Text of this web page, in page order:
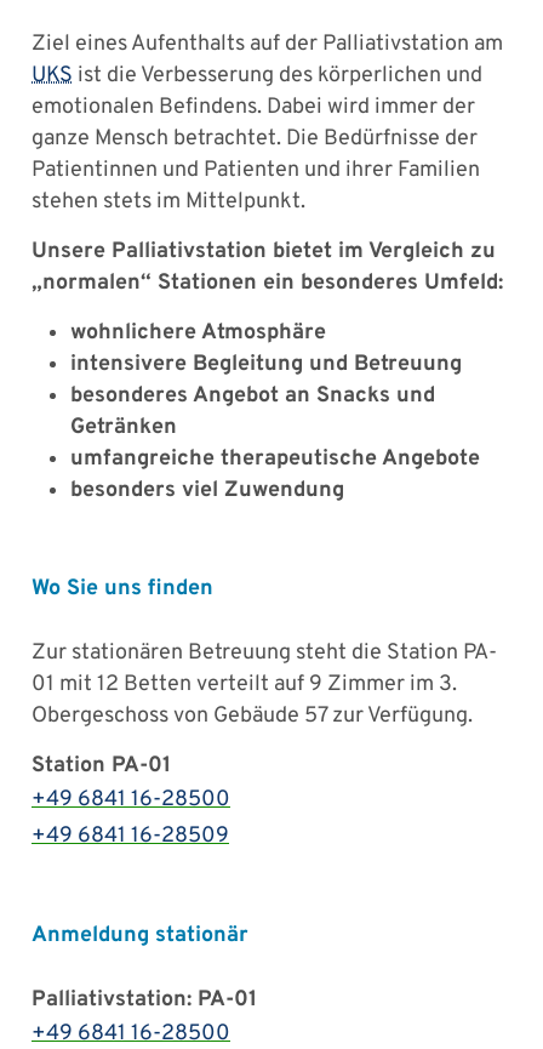
Ziel eines Aufenthalts auf der Palliativstation am
UKS ist die Verbesserung des körperlichen und
emotionalen Befindens. Dabei wird immer der
ganze Mensch betrachtet. Die Bedürfnisse der
Patientinnen und Patienten und ihrer Familien
stehen stets im Mittelpunkt.
Unsere Palliativstation bietet im Vergleich zu
„normalen“ Stationen ein besonderes Umfeld:
wohnlichere Atmosphäre
intensivere Begleitung und Betreuung
besonderes Angebot an Snacks und
Getränken
umfangreiche therapeutische Angebote
besonders viel Zuwendung
Wo Sie uns finden
Zur stationären Betreuung steht die Station PA-
01 mit 12 Betten verteilt auf 9 Zimmer im 3.
Obergeschoss von Gebäude 57 zur Verfügung.
Station PA-01
+49 6841 16-28500
+49 6841 16-28509
Anmeldung stationär
Palliativstation: PA-01
+49 6841 16-28500